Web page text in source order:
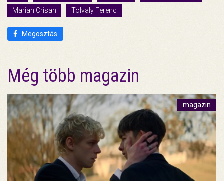
Marian Crisan
Tolvaly Ferenc
Megosztás
Még több magazin
magazin